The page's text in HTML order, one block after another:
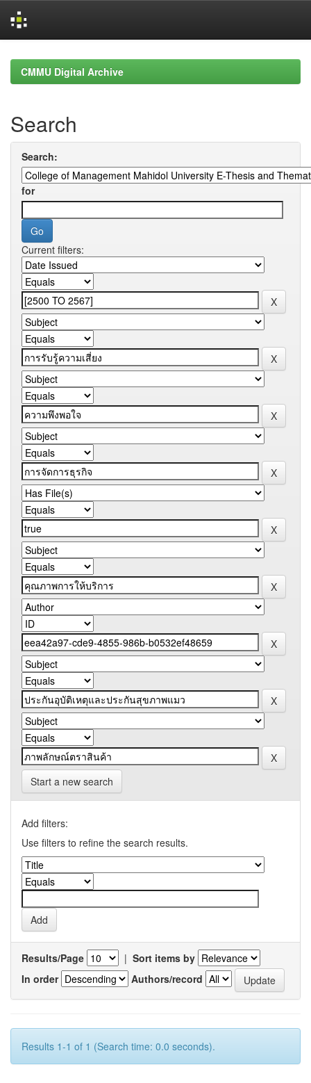
navigationCMMU Digital Archive
Search
Search:
for
Current filters:
Start a new search
Add filters:
Use filters to refine the search results.
Results/Page | Sort items by
In order
Authors/record
Results 1-1 of 1 (Search time: 0.0 seconds).